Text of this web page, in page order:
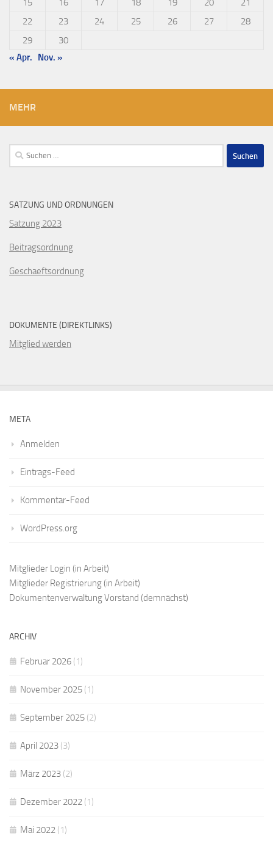
15 16 17 18 19 20
21
22
23 24 25 26 27
28
29
30
« Apr.
Nov. »
MEHR
Suchen
nach:
SATZUNG UND ORDNUNGEN
Satzung 2023
Beitragsordnung
Geschaeftsordnung
DOKUMENTE (DIREKTLINKS)
Mitglied werden
META
Anmelden
Eintrags-Feed
Kommentar-Feed
WordPress.org
Mitglieder Login (in Arbeit)
Mitglieder Registrierung (in Arbeit)
Dokumentenverwaltung Vorstand (demnächst)
ARCHIV
Februar 2026 (1)
November 2025 (1)
September 2025 (2)
April 2023 (3)
März 2023 (2)
Dezember 2022 (1)
Mai 2022 (1)